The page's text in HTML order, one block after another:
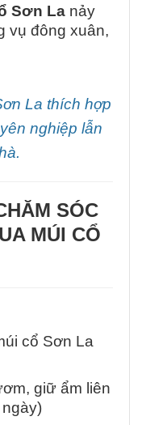
Sơn La nảy
vụ đông xuân,
La thích hợp
nghiệp lẫn
SÓC
MÚI CỔ
cổ Sơn La
giữ ẩm liên